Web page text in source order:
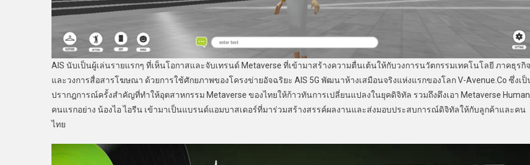
AIS นับเป็นผู้เล่นรายแรกๆ ที่เห็นโอกาสและจับเทรนด์ Metaverse ที่เข้ามาสร้างความตื่นเต้นให้กับวงการนวัตกรรมเทคโนโลยี ภาคธุรกิจ
และวงการสื่อสารโฆษณา ด้วยการใช้ศักยภาพของโครงข่ายอัจฉริยะ AIS 5G พัฒนาห้างเสมือนจริงแห่งแรกของโลก V-Avenue.Co ซึ่งเป็
ปรากฎการณ์ครั้งสำคัญที่ทำให้อุตสาหกรรม Metaverse ของไทยให้ก้าวทันการเปลี่ยนแปลงในยุคดิจิทัล รวมถึงดึงเอา Metaverse Human
คนแรกอย่าง น้องไอ ไอรีน เข้ามาเป็นแบรนด์แอมบาสเดอร์ที่มาร่วมสร้างสรรค์ผลงานและส่งมอบประสบการณ์ดิจิทัลให้กับลูกค้าและคน
ไทย